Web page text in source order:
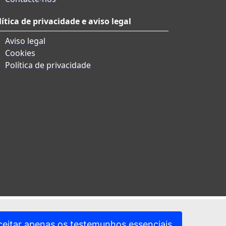
de privacidade e aviso legal
Aviso legal
Cookies
Política de privacidade